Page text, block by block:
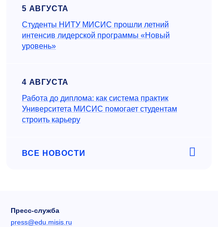
5 АВГУСТА
Студенты НИТУ МИСИС прошли летний
интенсив лидерской программы «Новый
уровень»
4 АВГУСТА
Работа до диплома: как система практик
Университета МИСИС помогает студентам
строить карьеру
ВСЕ НОВОСТИ
Пресс-служба
press@edu.misis.ru